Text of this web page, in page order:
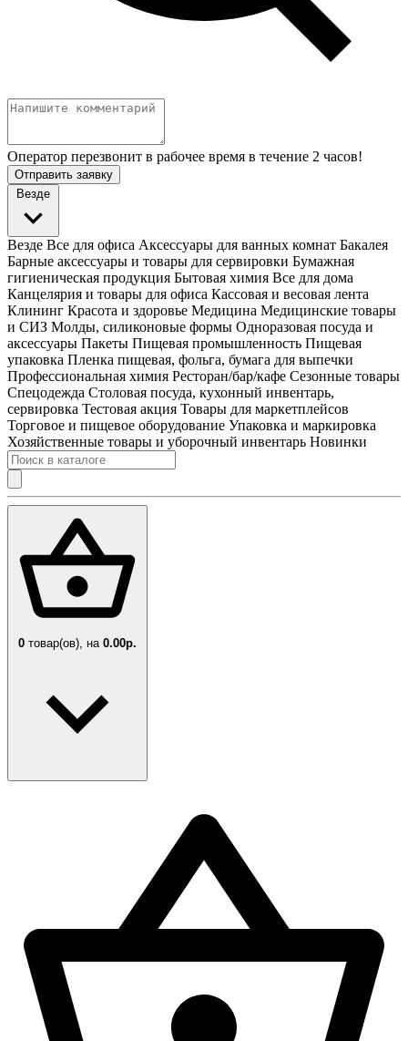
Оператор перезвонит в рабочее время в течение 2 часов!
Отправить заявку
Везде
Везде Все для офиса Аксессуары для ванных комнат Бакалея
Барные аксессуары и товары для сервировки Бумажная
гигиеническая продукция Бытовая химия Все для дома
Канцелярия и товары для офиса Кассовая и весовая лента
Клининг Красота и здоровье Медицина Медицинские товары
и СИЗ Молды, силиконовые формы Одноразовая посуда и
аксессуары Пакеты Пищевая промышленность Пищевая
упаковка Пленка пищевая, фольга, бумага для выпечки
Профессиональная химия Ресторан/бар/кафе Сезонные товары
Спецодежда Столовая посуда, кухонный инвентарь,
сервировка Тестовая акция Товары для маркетплейсов
Торговое и пищевое оборудование Упаковка и маркировка
Хозяйственные товары и уборочный инвентарь Новинки
0 товар(ов), на 0.00р.